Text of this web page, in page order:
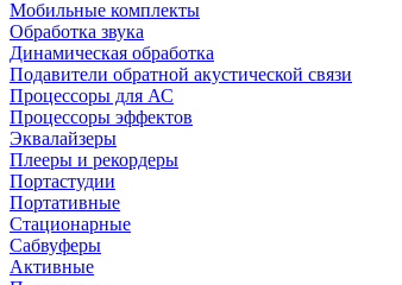
Мобильные комплекты
Обработка звука
Динамическая обработка
Подавители обратной акустической связи
Процессоры для АС
Процессоры эффектов
Эквалайзеры
Плееры и рекордеры
Портастудии
Портативные
Стационарные
Сабвуферы
Активные